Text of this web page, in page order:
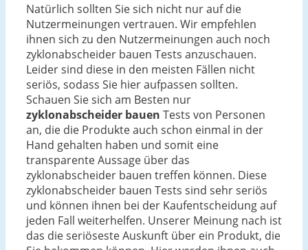
Natürlich sollten Sie sich nicht nur auf die
Nutzermeinungen vertrauen. Wir empfehlen
ihnen sich zu den Nutzermeinungen auch noch
zyklonabscheider bauen Tests anzuschauen.
Leider sind diese in den meisten Fällen nicht
seriös, sodass Sie hier aufpassen sollten.
Schauen Sie sich am Besten nur
zyklonabscheider bauen Tests von Personen
an, die die Produkte auch schon einmal in der
Hand gehalten haben und somit eine
transparente Aussage über das
zyklonabscheider bauen treffen können. Diese
zyklonabscheider bauen Tests sind sehr seriös
und können ihnen bei der Kaufentscheidung auf
jeden Fall weiterhelfen. Unserer Meinung nach ist
das die seriöseste Auskunft über ein Produkt, die